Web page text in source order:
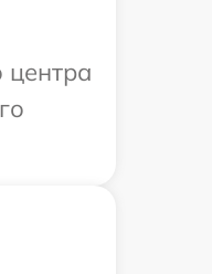
центра